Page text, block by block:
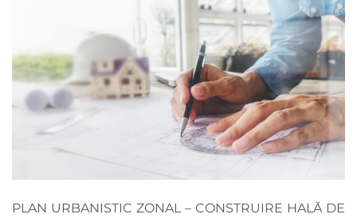
PLAN URBANISTIC ZONAL – CONSTRUIRE HALĂ DE